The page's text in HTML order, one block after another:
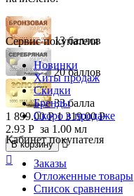
13 баллов
20 баллов
33 балла
1 899.00 Р 1 319.00 Р
2.93 Р за 1.00 мл
В корзину


Сервис покупателя
Новинки
Хиты продаж
Скидки
Бренды
Скоро в продаже
Кабинет покупателя
Заказы
Отложенные товары
Список сравнения